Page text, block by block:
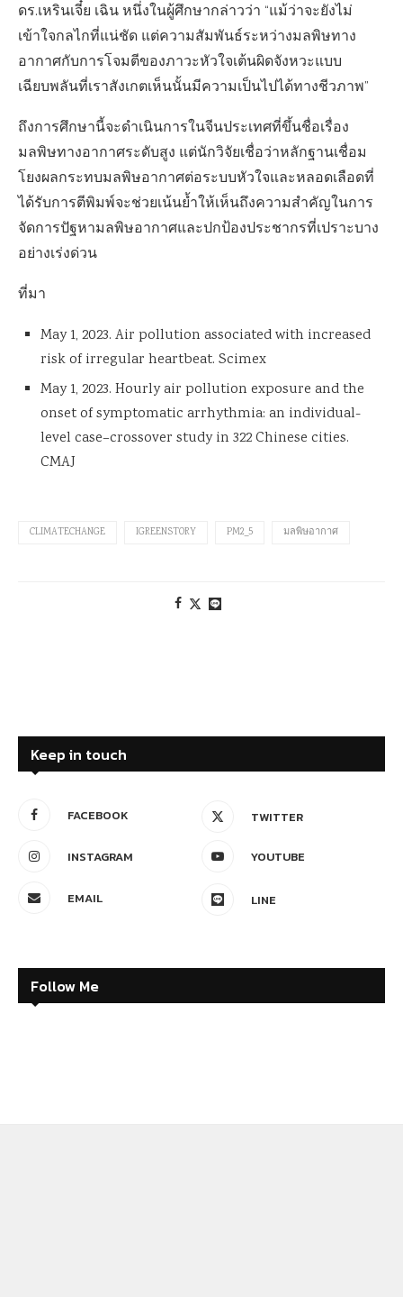
ดร.เหรินเจี๋ย เฉิน หนึ่งในผู้ศึกษากล่าวว่า “แม้ว่าจะยังไม่
เข้าใจกลไกที่แน่ชัด แต่ความสัมพันธ์ระหว่างมลพิษทาง
อากาศกับการโจมตีของภาวะหัวใจเต้นผิดจังหวะแบบ
เฉียบพลันที่เราสังเกตเห็นนั้นมีความเป็นไปได้ทางชีวภาพ”
ถึงการศึกษานี้จะดำเนินการในจีนประเทศที่ขึ้นชื่อเรื่อง
มลพิษทางอากาศระดับสูง แต่นักวิจัยเชื่อว่าหลักฐานเชื่อม
โยงผลกระทบมลพิษอากาศต่อระบบหัวใจและหลอดเลือดที่
ได้รับการตีพิมพ์จะช่วยเน้นย้ำให้เห็นถึงความสำคัญในการ
จัดการปัฐหามลพิษอากาศและปกป้องประชากรที่เปราะบาง
อย่างเร่งด่วน
ที่มา
May 1, 2023. Air pollution associated with increased
risk of irregular heartbeat. Scimex
May 1, 2023. Hourly air pollution exposure and the
onset of symptomatic arrhythmia: an individual-
level case–crossover study in 322 Chinese cities.
CMAJ
CLIMATECHANGE IGREENSTORY PM2_5 มลพิษอากาศ
Keep in touch
FACEBOOK TWITTER
INSTAGRAM YOUTUBE
EMAIL LINE
Follow Me